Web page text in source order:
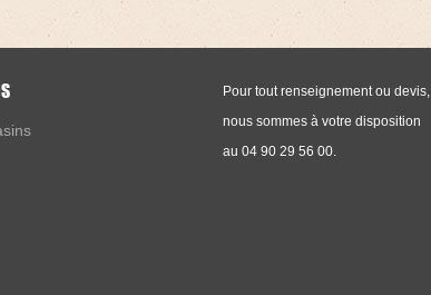
Pour tout renseignement ou devis,
nous sommes à votre disposition
au 04 90 29 56 00.